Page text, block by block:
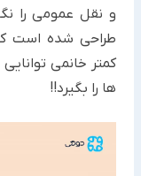
و نقل عمومی را
طراحی شده است
کمتر خانمی
ها را بگیرد!!